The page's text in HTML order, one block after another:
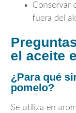
Conservar
fuera del
el aceite
¿Para qué
pomelo?
Se utiliza en